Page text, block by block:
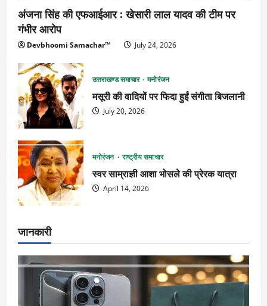
अंजना सिंह की एफआईआर : खेसारी लाल यादव की टीम पर
गंभीर आरोप
Devbhoomi Samachar™ July 24, 2026
उत्तराखण्ड समाचार मनोरंजन
मसूरी की वादियों पर फिदा हुईं संगीता बिजलानी
July 20, 2026
मनोरंजन राष्ट्रीय समाचार
स्वर साम्राज्ञी आशा भोसले की प्रेरक यात्रा
April 14, 2026
जानकारी